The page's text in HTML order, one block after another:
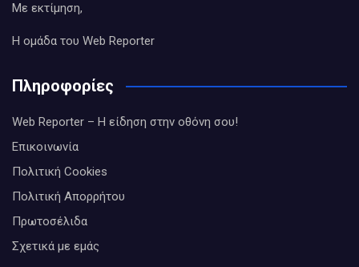
Με εκτίμηση,
Η ομάδα του Web Reporter
Πληροφορίες
Web Reporter – Η είδηση στην οθόνη σου!
Επικοινωνία
Πολιτική Cookies
Πολιτική Απορρήτου
Πρωτοσέλιδα
Σχετικά με εμάς